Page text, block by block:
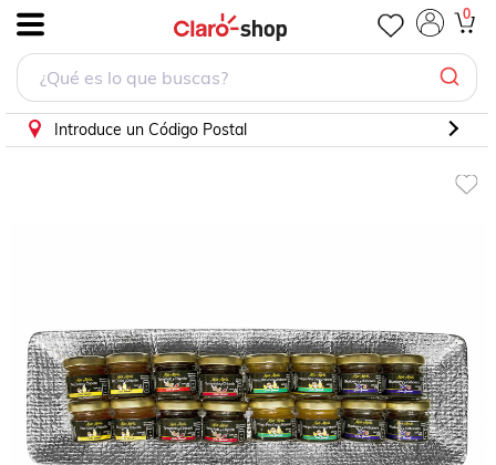
0
Introduce un Código Postal